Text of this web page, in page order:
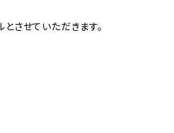
させていただきます。